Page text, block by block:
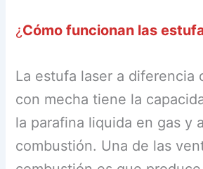
¿Cómo funcionan las
La estufa laser a diferencia
con mecha tiene la
la parafina liquida en gas y
combustión. Una de las